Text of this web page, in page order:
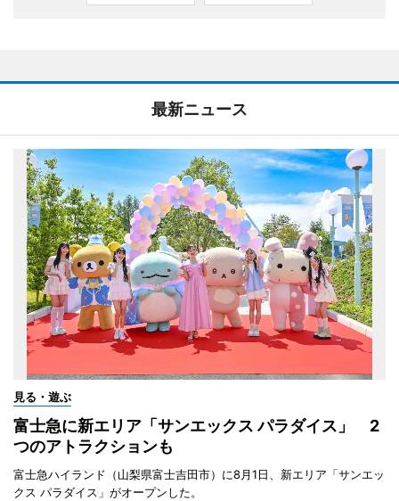
最新ニュース
見る・遊ぶ
富士急に新エリア「サンエックス パラダイス」 2
つのアトラクションも
富士急ハイランド（山梨県富士吉田市）に8月1日、新エリア「サンエッ
クス パラダイス」がオープンした。